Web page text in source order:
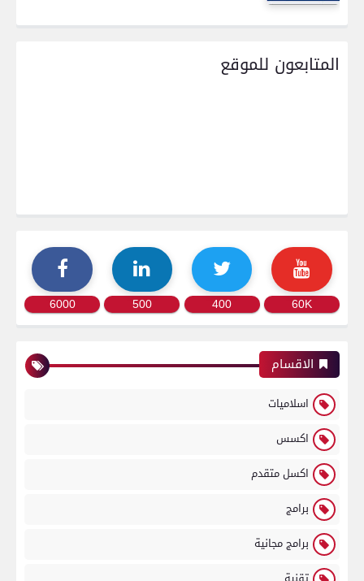
المتابعون للموقع
60K
400
500
6000
الاقسام
اسلاميات
اكسس
اكسل متقدم
برامج
برامج مجانية